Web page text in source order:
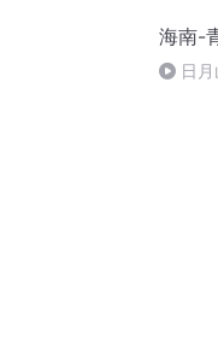
海南-
日月